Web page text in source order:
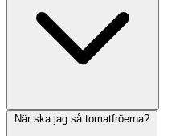
När ska jag så tomatfröerna?